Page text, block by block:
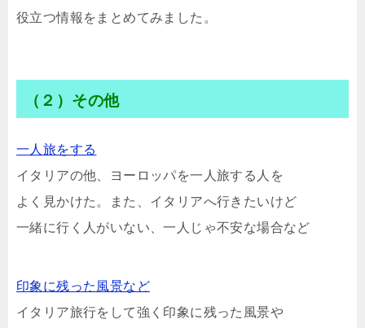
役立つ情報をまとめてみました。
（２）その他
一人旅をする
イタリアの他、ヨーロッパを一人旅する人を
よく見かけた。また、イタリアへ行きたいけど
一緒に行く人がいない、一人じゃ不安な場合など
印象に残った風景など
イタリア旅行をして強く印象に残った風景や